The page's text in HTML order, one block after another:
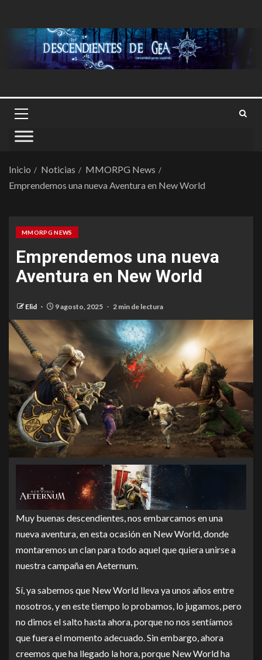
Inicio Noticias
MMORPG News
Emprendemos una nueva Aventura en New World
MMORPG NEWS
Emprendemos una nueva
Aventura en New World
Elid 9 agosto, 2025 2 min de lectura
Muy buenas descendientes, nos embarcamos en una
nueva aventura, en esta ocasión en New World, donde
montaremos un clan para todo aquel que quiera unirse a
nuestra campaña en Aeternum.
Sí, ya sabemos que New World lleva ya unos años entre
nosotros, y en este tiempo lo probamos, lo jugamos, pero
no dimos el salto hasta ahora, porque no nos sentíamos
que fuera el momento adecuado. Sin embargo, ahora
creemos que ha llegado la hora, porque New World ha